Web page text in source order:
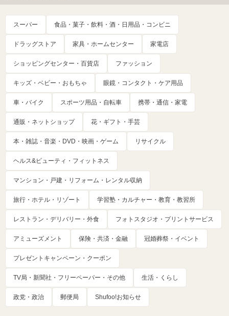
スーパー 食品・菓子・飲料・酒・日用品・コンビニ
ドラッグストア 家具・ホームセンター 家電店
ショッピングセンター・百貨店 ファッション
キッズ・ベビー・おもちゃ 眼鏡・コンタクト・ケア用品
車・バイク スポーツ用品・自転車 携帯・通信・家電
通販・ネットショップ 花・ギフト・手芸
本・雑誌・音楽・DVD・映画・ゲーム リサイクル
ヘルス&ビューティ・フィットネス
マンション・戸建・リフォーム・レンタル収納
旅行・ホテル・リゾート 学習塾・カルチャー・教育・教習所
レストラン・デリバリー・外食 フォトスタジオ・プリントサービス
アミューズメント 保険・共済・金融 冠婚葬祭・イベント
プレゼントキャンペーン・クーポン
TV局・新聞社・フリーペーパー・その他 生活・くらし
政党・政治 郵便局 Shufoo!お知らせ